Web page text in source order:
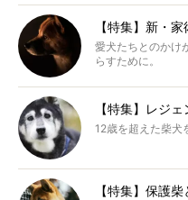
【特集】新・
愛犬たちとのかけ
らすために。
【特集】レジ
12歳を超えた柴犬
【特集】保護